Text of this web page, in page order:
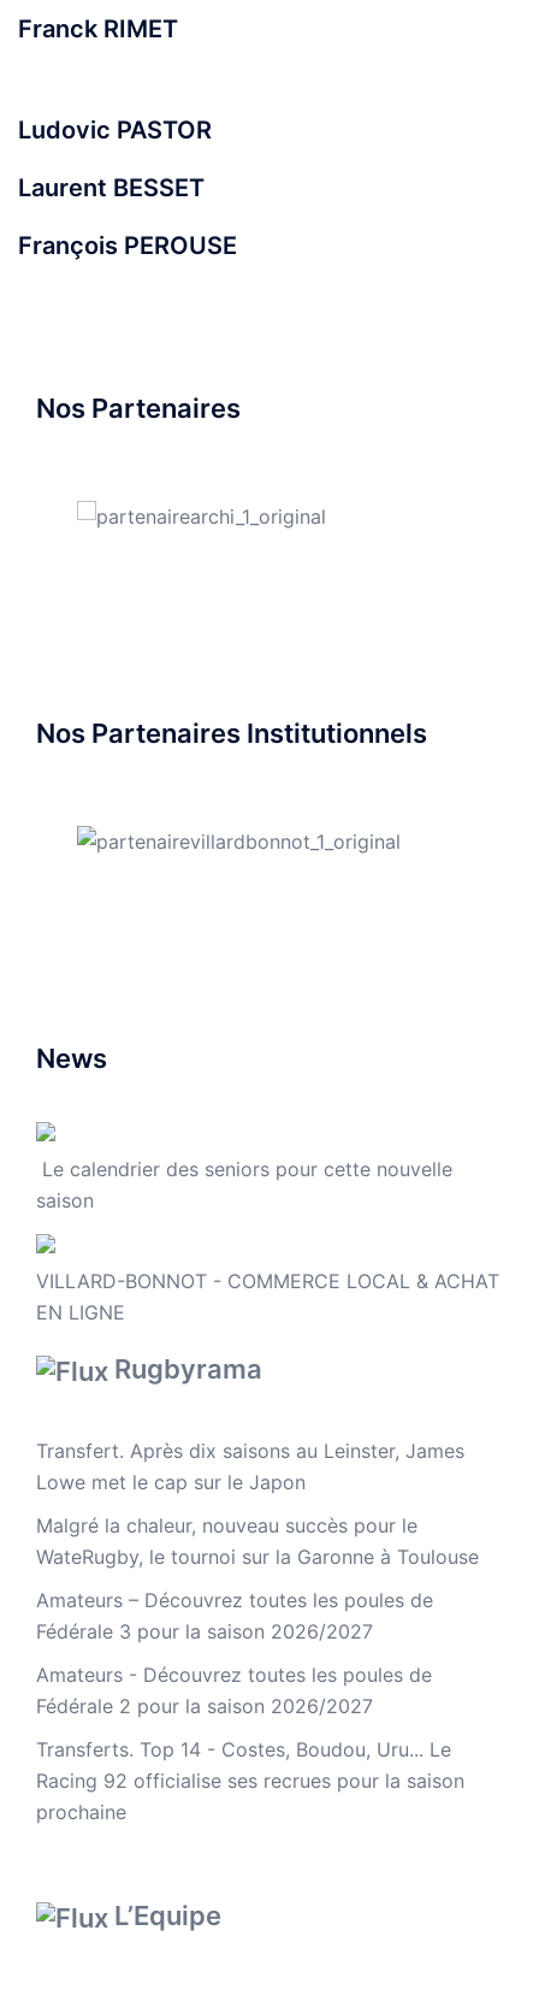
Franck RIMET
Ludovic PASTOR
Laurent BESSET
François PEROUSE
Nos Partenaires
Nos Partenaires Institutionnels
News
Le calendrier des seniors pour cette nouvelle
saison
VILLARD-BONNOT - COMMERCE LOCAL & ACHAT
EN LIGNE
Rugbyrama
Transfert. Après dix saisons au Leinster, James
Lowe met le cap sur le Japon
Malgré la chaleur, nouveau succès pour le
WateRugby, le tournoi sur la Garonne à Toulouse
Amateurs – Découvrez toutes les poules de
Fédérale 3 pour la saison 2026/2027
Amateurs - Découvrez toutes les poules de
Fédérale 2 pour la saison 2026/2027
Transferts. Top 14 - Costes, Boudou, Uru... Le
Racing 92 officialise ses recrues pour la saison
prochaine
L’Equipe